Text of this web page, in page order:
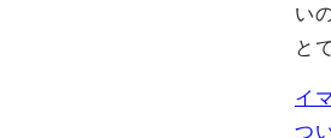
い
と
イ
つ